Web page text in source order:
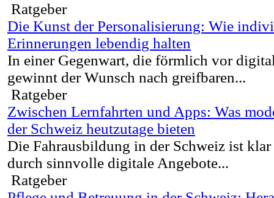
Ratgeber
Die Kunst der Personalisierung: Wie
Erinnerungen lebendig halten
In einer Gegenwart, die förmlich vor
gewinnt der Wunsch nach greifbaren...
Ratgeber
Zwischen Lernfahrten und Apps: Was
der Schweiz heutzutage bieten
Die Fahrausbildung in der Schweiz ist klar
durch sinnvolle digitale Angebote...
Ratgeber